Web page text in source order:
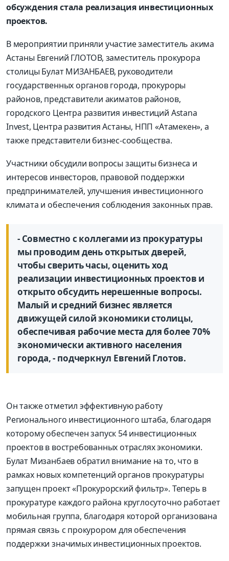
обсуждения стала реализация инвестиционных
проектов.
В мероприятии приняли участие заместитель акима
Астаны Евгений ГЛОТОВ, заместитель прокурора
столицы Булат МИЗАНБАЕВ, руководители
государственных органов города, прокуроры
районов, представители акиматов районов,
городского Центра развития инвестиций Astana
Invest, Центра развития Астаны, НПП «Атамекен», а
также представители бизнес-сообщества.
Участники обсудили вопросы защиты бизнеса и
интересов инвесторов, правовой поддержки
предпринимателей, улучшения инвестиционного
климата и обеспечения соблюдения законных прав.
- Совместно с коллегами из прокуратуры
мы проводим день открытых дверей,
чтобы сверить часы, оценить ход
реализации инвестиционных проектов и
открыто обсудить нерешенные вопросы.
Малый и средний бизнес является
движущей силой экономики столицы,
обеспечивая рабочие места для более 70%
экономически активного населения
города, - подчеркнул Евгений Глотов.
Он также отметил эффективную работу
Регионального инвестиционного штаба, благодаря
которому обеспечен запуск 54 инвестиционных
проектов в востребованных отраслях экономики.
Булат Мизанбаев обратил внимание на то, что в
рамках новых компетенций органов прокуратуры
запущен проект «Прокурорский фильтр». Теперь в
прокуратуре каждого района круглосуточно работает
мобильная группа, благодаря которой организована
прямая связь с прокурором для обеспечения
поддержки значимых инвестиционных проектов.